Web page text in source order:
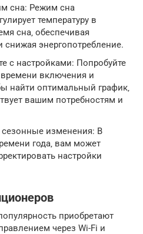
сна: Режим сна
температуру в
сна‚ обеспечивая
энергопотребление.
с настройками: Попробуйте
включения и
найти оптимальный график‚
вашим потребностям и
изменения: В
года‚ вам может
настройки
приобретают
через Wi-Fi и